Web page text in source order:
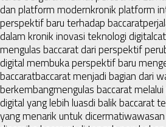
dan platform modernkronik platform
perspektif baru terhadap baccarat
dalam kronik inovasi teknologi digital
mengulas baccarat dari perspektif
digital membuka perspektif baru
baccaratbaccarat menjadi bagian dari
berkembangmengulas baccarat
digital yang lebih luasdi balik baccarat
yang menarik untuk dicermati